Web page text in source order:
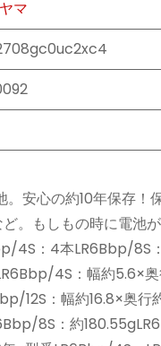
マ
。安心の約10年保存
。もしもの時に電池
4S：4本LR6Bbp/8S
4S：幅約5.6×奥
12S：幅約16.8×奥
8S：約